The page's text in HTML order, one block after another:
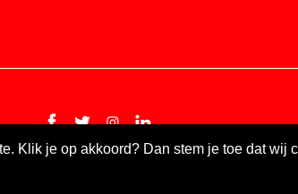
Klik je op akkoord? Dan stem je toe dat wij